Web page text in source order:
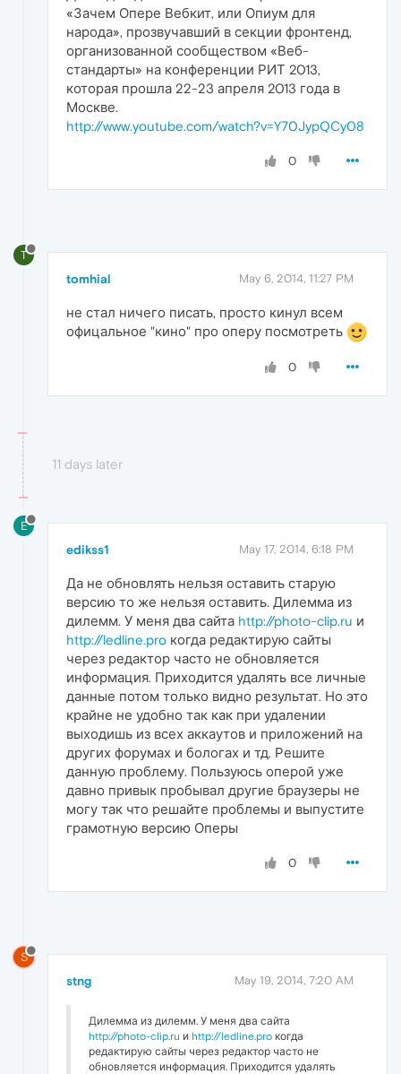
«Зачем Опере Вебкит, или Опиум для
народа», прозвучавший в секции фронтенд,
организованной сообществом «Веб-
стандарты» на конференции РИТ 2013,
которая прошла 22-23 апреля 2013 года в
Москве.
http://www.youtube.com/watch?v=Y70JypQCy08
0
T
tomhial May 6, 2014, 11:27 PM
не стал ничего писать, просто кинул всем
офицальное "кино" про оперу посмотреть
0
11 days later
E
edikss1 May 17, 2014, 6:18 PM
Да не обновлять нельзя оставить старую
версию то же нельзя оставить. Дилемма из
дилемм. У меня два сайта http://photo-clip.ru и
http://ledline.pro когда редактирую сайты
через редактор часто не обновляется
информация. Приходится удалять все личные
данные потом только видно результат. Но это
крайне не удобно так как при удалении
выходишь из всех аккаутов и приложений на
других форумах и бологах и тд. Решите
данную проблему. Пользуюсь оперой уже
давно привык пробывал другие браузеры не
могу так что решайте проблемы и выпустите
грамотную версию Оперы
0
S
stng May 19, 2014, 7:20 AM
Дилемма из дилемм. У меня два сайта
http://photo-clip.ru и http://ledline.pro когда
редактирую сайты через редактор часто не
обновляется информация. Приходится удалять